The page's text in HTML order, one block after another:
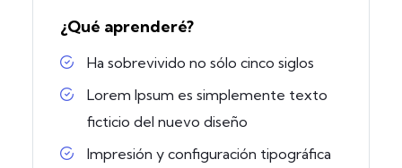
¿Qué aprenderé?
Ha sobrevivido no sólo cinco siglos
Lorem Ipsum es simplemente texto
ficticio del nuevo diseño
Impresión y configuración tipográfica